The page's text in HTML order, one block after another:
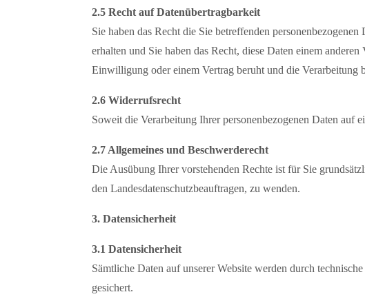
2.5 Recht auf Datenübertragbarkeit
Sie haben das Recht die Sie betreffenden
erhalten und Sie haben das Recht, diese Daten einem
Einwilligung oder einem Vertrag beruht und die Verarbeitung
2.6 Widerrufsrecht
Soweit die Verarbeitung Ihrer personenbezogenen Daten
2.7 Allgemeines und Beschwerderecht
Die Ausübung Ihrer vorstehenden Rechte ist für Sie
den Landesdatenschutzbeauftragen, zu wenden.
3. Datensicherheit
3.1 Datensicherheit
Sämtliche Daten auf unserer Website werden durch
gesichert.